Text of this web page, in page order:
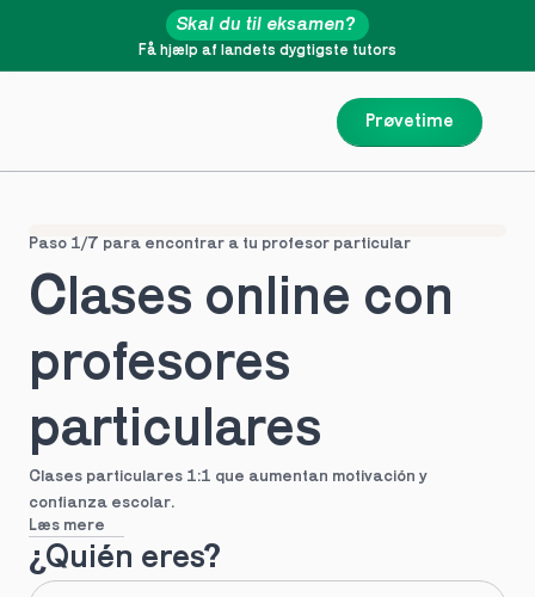
Prøvetime
Få hjælp af landets dygtigste tutors
Skal du til eksamen?
Paso 1/7 para encontrar a tu profesor particular
Clases online con
profesores
particulares
Clases particulares 1:1 que aumentan motivación y
confianza escolar.
Læs mere
¿Quién eres?